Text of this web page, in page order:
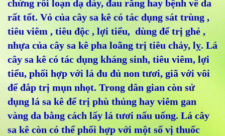
chứng rối loạn dạ dày, đau răng hay bệnh về da
rất tốt. Vỏ của cây sa kê có tác dụng sát trùng ,
tiêu viêm , tiêu độc , lợi tiểu, dùng để trị ghẻ ,
nhựa của cây sa kê pha loãng trị tiêu chảy, lỵ. Lá
cây sa kê có tác dụng kháng sinh, tiêu viêm, lợi
tiểu, phối hợp với lá đu đủ non tươi, giã với vôi
để đắp trị mụn nhọt. Trong dân gian còn sử
dụng lá sa kê để trị phù thủng hay viêm gan
vàng da bằng cách lấy lá tươi nấu uống. Lá cây
sa kê còn có thể phối hợp với một số vị thuốc